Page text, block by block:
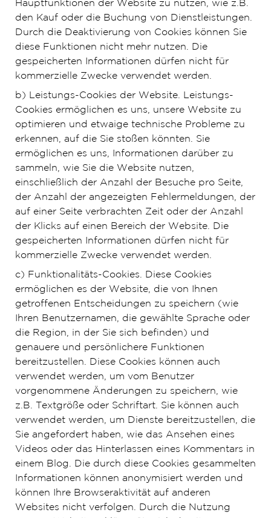
Hauptfunktionen der Website zu nutzen, wie z.B.
den Kauf oder die Buchung von Dienstleistungen.
Durch die Deaktivierung von Cookies können Sie
diese Funktionen nicht mehr nutzen. Die
gespeicherten Informationen dürfen nicht für
kommerzielle Zwecke verwendet werden.
b) Leistungs-Cookies der Website. Leistungs-
Cookies ermöglichen es uns, unsere Website zu
optimieren und etwaige technische Probleme zu
erkennen, auf die Sie stoßen könnten. Sie
ermöglichen es uns, Informationen darüber zu
sammeln, wie Sie die Website nutzen,
einschließlich der Anzahl der Besuche pro Seite,
der Anzahl der angezeigten Fehlermeldungen, der
auf einer Seite verbrachten Zeit oder der Anzahl
der Klicks auf einen Bereich der Website. Die
gespeicherten Informationen dürfen nicht für
kommerzielle Zwecke verwendet werden.
c) Funktionalitäts-Cookies. Diese Cookies
ermöglichen es der Website, die von Ihnen
getroffenen Entscheidungen zu speichern (wie
Ihren Benutzernamen, die gewählte Sprache oder
die Region, in der Sie sich befinden) und
genauere und persönlichere Funktionen
bereitzustellen. Diese Cookies können auch
verwendet werden, um vom Benutzer
vorgenommene Änderungen zu speichern, wie
z.B. Textgröße oder Schriftart. Sie können auch
verwendet werden, um Dienste bereitzustellen, die
Sie angefordert haben, wie das Ansehen eines
Videos oder das Hinterlassen eines Kommentars in
einem Blog. Die durch diese Cookies gesammelten
Informationen können anonymisiert werden und
können Ihre Browseraktivität auf anderen
Websites nicht verfolgen. Durch die Nutzung